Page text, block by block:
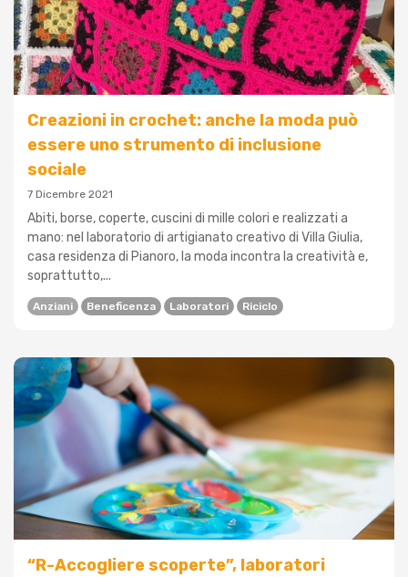
Creazioni in crochet: anche la moda può
essere uno strumento di inclusione
sociale
7 Dicembre 2021
Abiti, borse, coperte, cuscini di mille colori e realizzati a
mano: nel laboratorio di artigianato creativo di Villa Giulia,
casa residenza di Pianoro, la moda incontra la creatività e,
soprattutto,...
Anziani Beneficenza Laboratori Riciclo
“R-Accogliere scoperte”, laboratori